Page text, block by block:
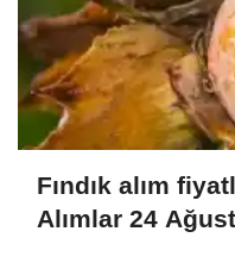
Fındık alım
Alımlar 24